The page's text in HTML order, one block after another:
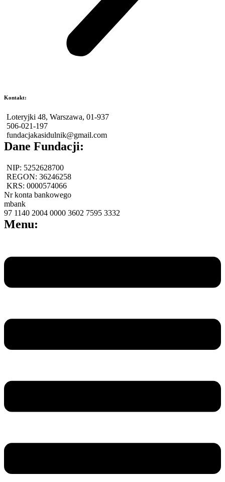
Kontakt:
Loteryjki 48, Warszawa, 01-937
506-021-197
fundacjakasidulnik@gmail.com
Dane Fundacji:
NIP: 5252628700
REGON: 36246258
KRS: 0000574066
Nr konta bankowego
mbank
97 1140 2004 0000 3602 7595 3332
Menu: